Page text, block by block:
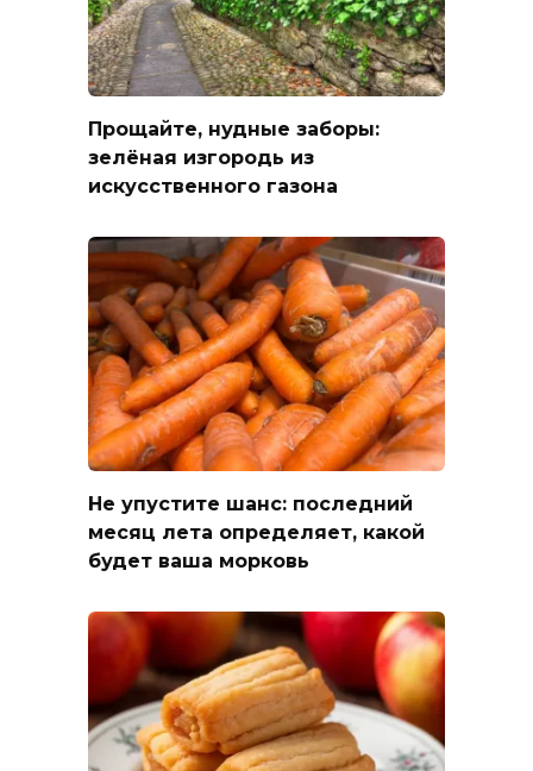
Прощайте, нудные заборы:
зелёная изгородь из
искусственного газона
Не упустите шанс: последний
месяц лета определяет, какой
будет ваша морковь